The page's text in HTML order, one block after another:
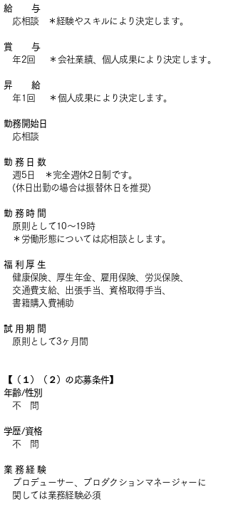
給 与
応相談
＊経験やスキルにより決定します。
賞 与
年2回 ＊会社業績、個人成果により決定します。
昇 給
年1回 ＊個人成果により決定します。
勤務開始日
応相談
勤 務 日 数
週5日 ＊完全週休2日制です。
(休日出勤の場合は振替休日を推奨)
勤 務 時 間
原則として10〜19時
＊労働形態については応相談とします。
福 利 厚 生
健康保険、厚生年金、雇用保険、労災保険、
交通費支給、 出張手当、資格取得手当、
書籍購入費補助
試 用 期 間
原則として3ヶ月間
【（１）（２）の応募条件】
年齢/性別
不 問
学歴/資格
不 問
業 務 経 験
プロデューサー、プロダクションマネージャーに
関しては業務経験必須